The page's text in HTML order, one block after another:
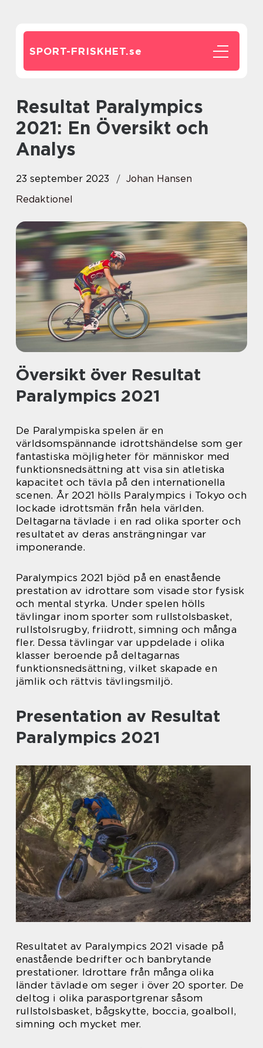
SPORT-FRISKHET.se
Resultat Paralympics
2021: En Översikt och
Analys
23 september 2023
Johan Hansen
Redaktionel
Översikt över Resultat
Paralympics 2021
De Paralympiska spelen är en
världsomspännande idrottshändelse som ger
fantastiska möjligheter för människor med
funktionsnedsättning att visa sin atletiska
kapacitet och tävla på den internationella
scenen. År 2021 hölls Paralympics i Tokyo och
lockade idrottsmän från hela världen.
Deltagarna tävlade i en rad olika sporter och
resultatet av deras ansträngningar var
imponerande.
Paralympics 2021 bjöd på en enastående
prestation av idrottare som visade stor fysisk
och mental styrka. Under spelen hölls
tävlingar inom sporter som rullstolsbasket,
rullstolsrugby, friidrott, simning och många
fler. Dessa tävlingar var uppdelade i olika
klasser beroende på deltagarnas
funktionsnedsättning, vilket skapade en
jämlik och rättvis tävlingsmiljö.
Presentation av Resultat
Paralympics 2021
Resultatet av Paralympics 2021 visade på
enastående bedrifter och banbrytande
prestationer. Idrottare från många olika
länder tävlade om seger i över 20 sporter. De
deltog i olika parasportgrenar såsom
rullstolsbasket, bågskytte, boccia, goalboll,
simning och mycket mer.